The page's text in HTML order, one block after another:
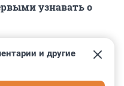
узнавать о
и другие